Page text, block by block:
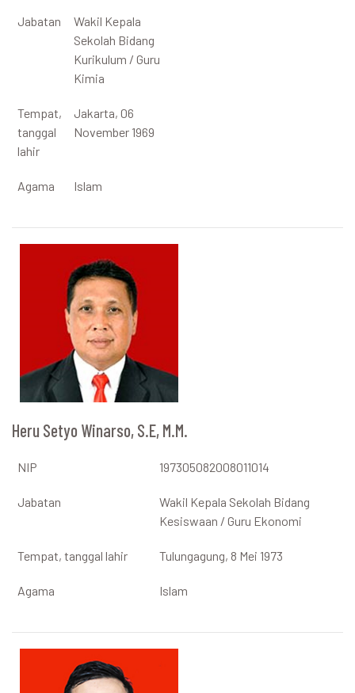
Jabatan
Wakil Kepala
Sekolah Bidang
Kurikulum / Guru
Kimia
Tempat,
tanggal
lahir
Jakarta, 06
November 1969
Agama Islam
Heru Setyo Winarso, S.E, M.M.
NIP 197305082008011014
Jabatan
Wakil Kepala Sekolah Bidang
Kesiswaan / Guru Ekonomi
Tempat, tanggal lahir Tulungagung, 8 Mei 1973
Agama Islam